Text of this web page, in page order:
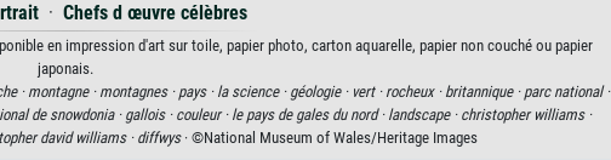
· Chefs d œuvre célèbres
en impression d'art sur toile, papier photo, carton aquarelle, papier non couché ou papier
japonais.
· montagne · montagnes · pays · la science · géologie · vert · rocheux · britannique · parc national ·
de snowdonia ·gallois · couleur · le pays de gales du nord · landscape · christopher williams ·
david williams ·diffwys· ©National Museum of Wales/Heritage Images